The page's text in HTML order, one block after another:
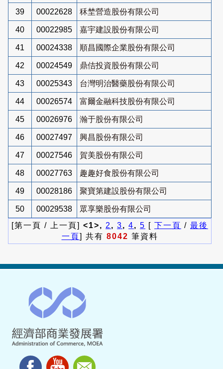
39 00022628 秝埜營造股份有限公司
40 00022985 嘉宇建設股份有限公司
41 00024338 順昌國際企業股份有限公司
42 00024549 鼎佶投資股份有限公司
43 00025343 台灣明治醫藥股份有限公司
44 00026574 富爾金融科技股份有限公司
45 00026976 瀚于股份有限公司
46 00027497 興昌股份有限公司
47 00027546 賀美股份有限公司
48 00027763 趣趣好食股份有限公司
49 00028186 聚寶第建設股份有限公司
50 00029538
眾享樂股份有限公司
[第一頁 / 上一頁] <1>, 2 , 3, 4, 5 [ 下一頁 / 最後
一頁] 共有 8042 筆資料